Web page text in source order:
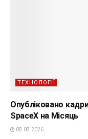
ТЕХНОЛОГІЇ
Опубліковано
SpaceX на Місяць
08.08.2026